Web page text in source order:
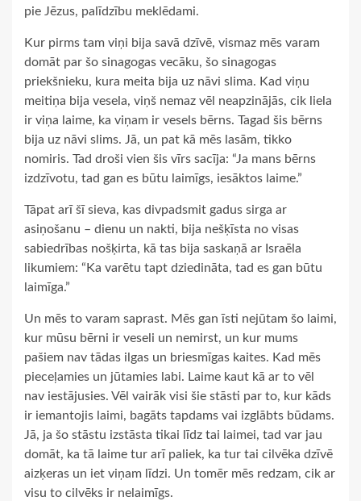
pie Jēzus, palīdzību meklēdami.
Kur pirms tam viņi bija savā dzīvē, vismaz mēs varam
domāt par šo sinagogas vecāku, šo sinagogas
priekšnieku, kura meita bija uz nāvi slima. Kad viņu
meitiņa bija vesela, viņš nemaz vēl neapzinājās, cik liela
ir viņa laime, ka viņam ir vesels bērns. Tagad šis bērns
bija uz nāvi slims. Jā, un pat kā mēs lasām, tikko
nomiris. Tad droši vien šis vīrs sacīja: “Ja mans bērns
izdzīvotu, tad gan es būtu laimīgs, iesāktos laime.”
Tāpat arī šī sieva, kas divpadsmit gadus sirga ar
asiņošanu – dienu un nakti, bija nešķīsta no visas
sabiedrības nošķirta, kā tas bija saskaņā ar Israēla
likumiem: “Ka varētu tapt dziedināta, tad es gan būtu
laimīga.”
Un mēs to varam saprast. Mēs gan īsti nejūtam šo laimi,
kur mūsu bērni ir veseli un nemirst, un kur mums
pašiem nav tādas ilgas un briesmīgas kaites. Kad mēs
pieceļamies un jūtamies labi. Laime kaut kā ar to vēl
nav iestājusies. Vēl vairāk visi šie stāsti par to, kur kāds
ir iemantojis laimi, bagāts tapdams vai izglābts būdams.
Jā, ja šo stāstu izstāsta tikai līdz tai laimei, tad var jau
domāt, ka tā laime tur arī paliek, ka tur tai cilvēka dzīvē
aizķeras un iet viņam līdzi. Un tomēr mēs redzam, cik ar
visu to cilvēks ir nelaimīgs.